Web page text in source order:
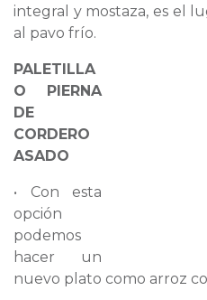
integral y mostaza, es el
al pavo frío.
PALETILLA
O PIERNA
DE
CORDERO
ASADO
• Con esta
opción
podemos
hacer un
nuevo plato como arroz